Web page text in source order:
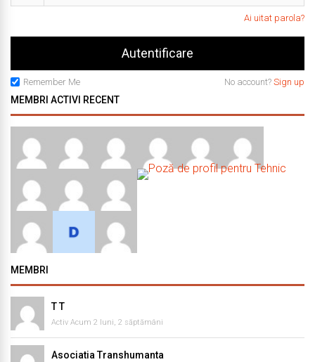
Ai uitat parola?
Remember Me No account? Sign up
MEMBRI ACTIVI RECENT
MEMBRI
T T
Activ Acum 2 luni, 2 săptămâni
Asociatia Transhumanta